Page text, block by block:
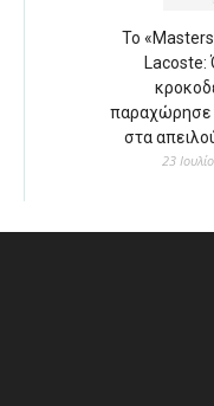
Το
Lacoste:
παραχώρησε
στα
23